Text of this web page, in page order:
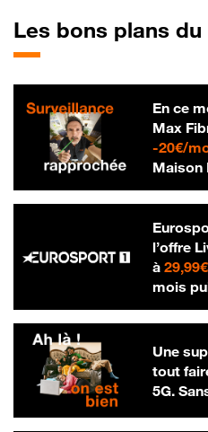
Les bons plans
En ce
Max
-20€/
Maison
l’offre
à
mois
Une
tout
5G.